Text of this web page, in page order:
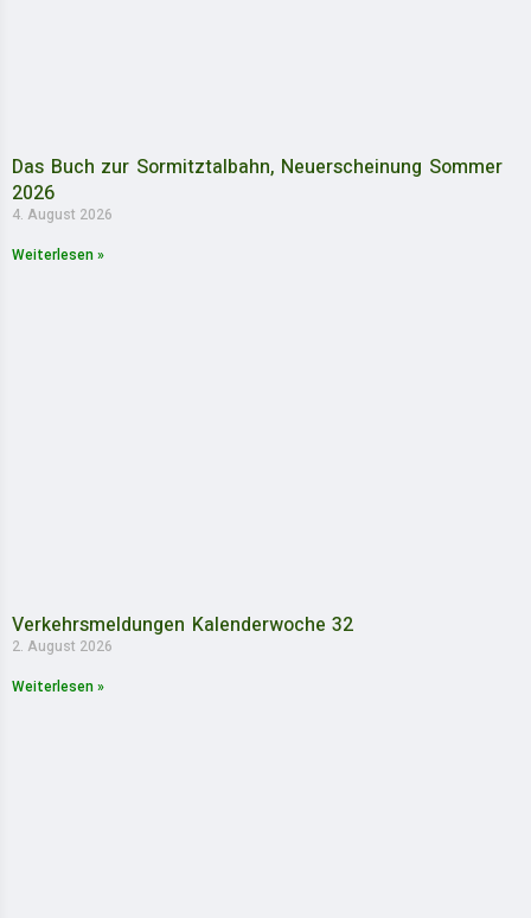
Das Buch zur Sormitztalbahn, Neuerscheinung Sommer
2026
4. August 2026
Weiterlesen »
Verkehrsmeldungen Kalenderwoche 32
2. August 2026
Weiterlesen »